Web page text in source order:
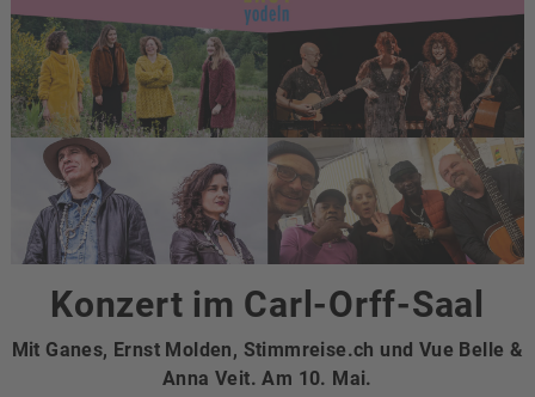
Konzert im Carl-Orff-Saal
Mit Ganes, Ernst Molden, Stimmreise.ch und Vue Belle &
Anna Veit. Am 10. Mai.